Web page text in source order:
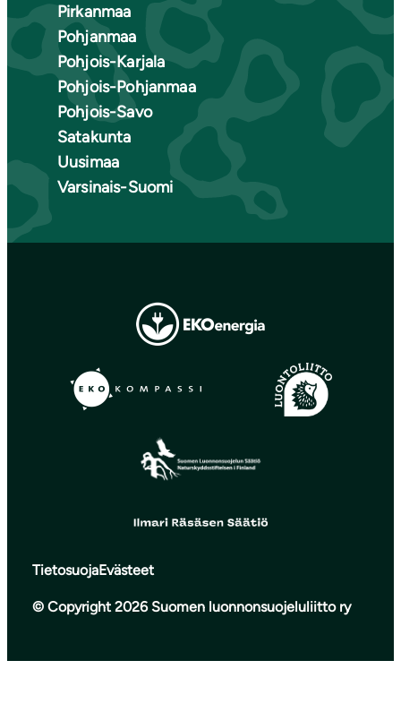
Pirkanmaa
Pohjanmaa
Pohjois-Karjala
Pohjois-Pohjanmaa
Pohjois-Savo
Satakunta
Uusimaa
Varsinais-Suomi
TietosuojaEvästeet
© Copyright 2026 Suomen luonnonsuojeluliitto ry